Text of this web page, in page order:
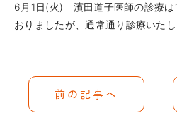
6月1日(火) 濱田道子医師の診療は
おりましたが、通常通り診療いたし
前の記事へ